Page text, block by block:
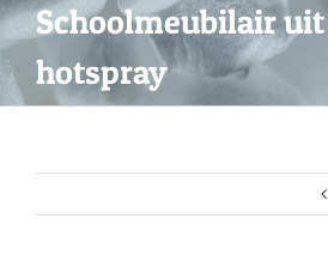
Schoolmeubilair
hotspray